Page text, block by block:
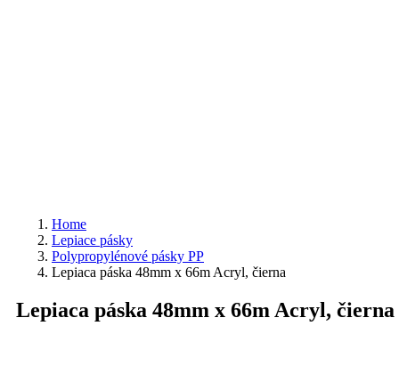
Home
Lepiace pásky
Polypropylénové pásky PP
Lepiaca páska 48mm x 66m Acryl, čierna
Lepiaca páska 48mm x 66m Acryl, čierna